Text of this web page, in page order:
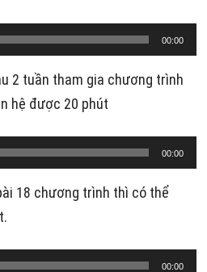
00:00
2 tuần tham gia chương trình
hệ được 20 phút
00:00
18 chương trình thì có thể
00:00